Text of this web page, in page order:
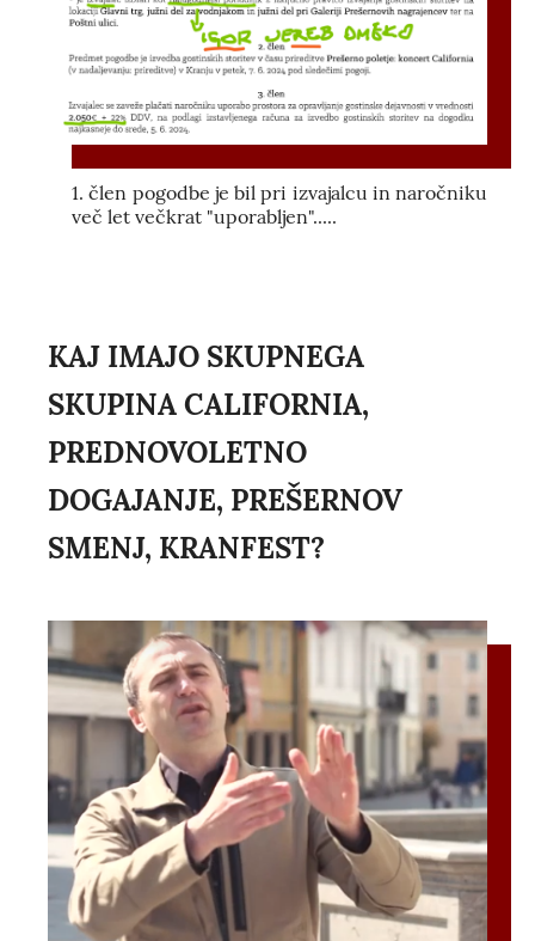
1. člen pogodbe je bil pri izvajalcu in naročniku
več let večkrat "uporabljen".....
KAJ IMAJO SKUPNEGA
SKUPINA CALIFORNIA,
PREDNOVOLETNO
DOGAJANJE, PREŠERNOV
SMENJ, KRANFEST?